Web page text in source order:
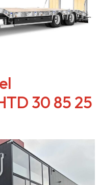
30 85 25